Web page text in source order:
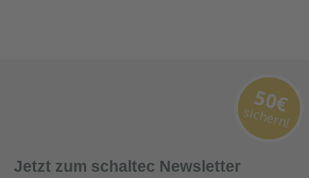
Jetzt zum schaltec Newsletter
50€
sichern!